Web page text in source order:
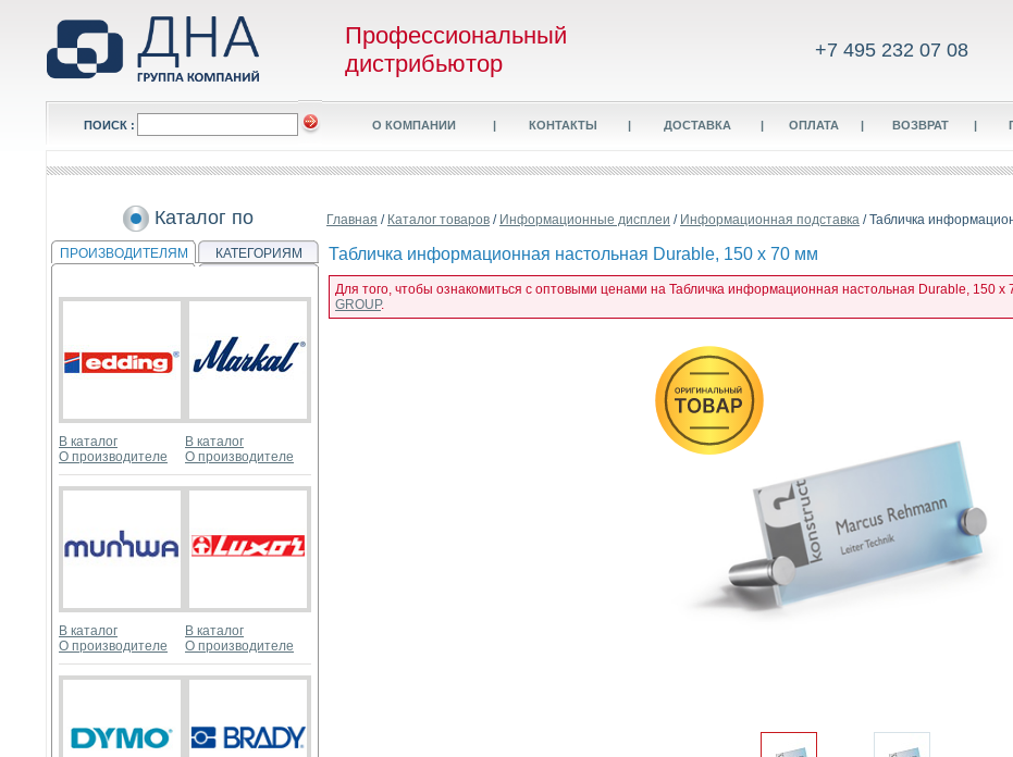
Профессиональный
дистрибьютор
+7 495 232 07 08
ПОИСК : О КОМПАНИИ | КОНТАКТЫ | ДОСТАВКА | ОПЛАТА | ВОЗВРАТ |
Каталог по
ПРОИЗВОДИТЕЛЯМ КАТЕГОРИЯМ
В каталог
О производителе
В каталог
О производителе
В каталог
О производителе
В каталог
О производителе
Главная / Каталог товаров / Информационные дисплеи / Информационная подставка / Табличка
Табличка информационная настольная Durable, 150 x 70 мм
Для того, чтобы ознакомиться с оптовыми ценами на Табличка информационная настольная Durable, 150 x
GROUP.